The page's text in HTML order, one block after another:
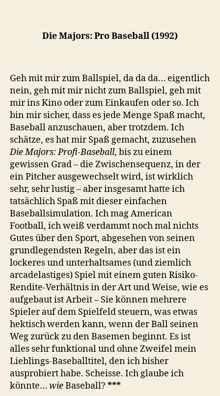
Die Majors: Pro Baseball (1992)
Geh mit mir zum Ballspiel, da da da… eigentlich
nein, geh mit mir nicht zum Ballspiel, geh mit
mir ins Kino oder zum Einkaufen oder so. Ich
bin mir sicher, dass es jede Menge Spaß macht,
Baseball anzuschauen, aber trotzdem. Ich
schätze, es hat mir Spaß gemacht, zuzusehen
Die Majors: Profi-Baseball, bis zu einem
gewissen Grad – die Zwischensequenz, in der
ein Pitcher ausgewechselt wird, ist wirklich
sehr, sehr lustig – aber insgesamt hatte ich
tatsächlich Spaß mit dieser einfachen
Baseballsimulation. Ich mag American
Football, ich weiß verdammt noch mal nichts
Gutes über den Sport, abgesehen von seinen
grundlegendsten Regeln, aber das ist ein
lockeres und unterhaltsames (und ziemlich
arcadelastiges) Spiel mit einem guten Risiko-
Rendite-Verhältnis in der Art und Weise, wie es
aufgebaut ist Arbeit – Sie können mehrere
Spieler auf dem Spielfeld steuern, was etwas
hektisch werden kann, wenn der Ball seinen
Weg zurück zu den Basemen beginnt. Es ist
alles sehr funktional und ohne Zweifel mein
Lieblings-Baseballtitel, den ich bisher
ausprobiert habe. Scheisse. Ich glaube ich
könnte… wieBaseball? ***